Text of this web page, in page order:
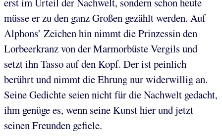
müsse er zu den ganz Großen gezählt werden. Auf
Alphons’ Zeichen hin nimmt die Prinzessin den
Lorbeerkranz von der Marmorbüste Vergils und
setzt ihn Tasso auf den Kopf. Der ist peinlich
berührt und nimmt die Ehrung nur widerwillig an.
Seine Gedichte seien nicht für die Nachwelt gedacht,
ihm genüge es, wenn seine Kunst hier und jetzt
seinen Freunden gefiele.